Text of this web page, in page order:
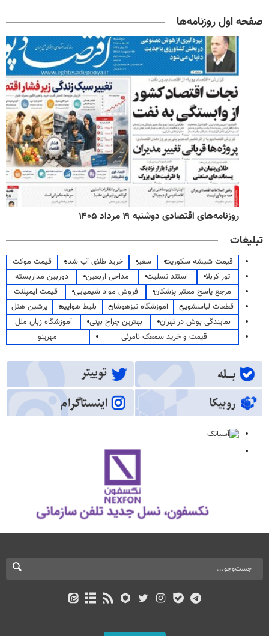
صفحه اول روزنامه‌ها
روزنامه‌های اقتصادی دوشنبه ۱۹ مرداد ۱۴۰۵
تبلیغات
قیمت شیشه سکوریت سفیر خرید طلای آب شده
قیمت موکت
تور کربلا
استند تسلیت مداحی اربعین
دوربین مداربسته
مرجع پاسخ معتبر پزشکان
فروش مواد شیمیایی
قیمت ایمپلنت
قطعات لباسشویی
آموزشگاه تیزهوشان بلیط هواپیما
پرشین هتل
نمایندگی بوش در تهران
بهترین جراح بینی
آموزشگاه زبان ملل
قیمت و خرید سمعک نامرئی
مهرینو